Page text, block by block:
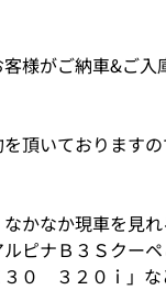
様がご納車&ご
頂いております
かなか現車を見
ルピナＢ３Ｓクー
０ ３２０ｉ」な